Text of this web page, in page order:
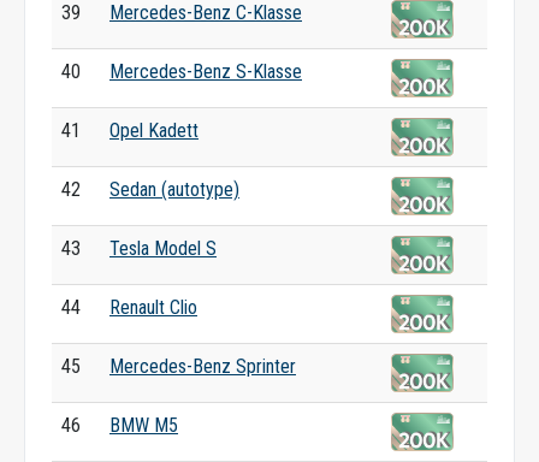
39 Mercedes-Benz C-Klasse
40 Mercedes-Benz S-Klasse
41 Opel Kadett
42 Sedan (autotype)
43 Tesla Model S
44 Renault Clio
45 Mercedes-Benz Sprinter
46 BMW M5